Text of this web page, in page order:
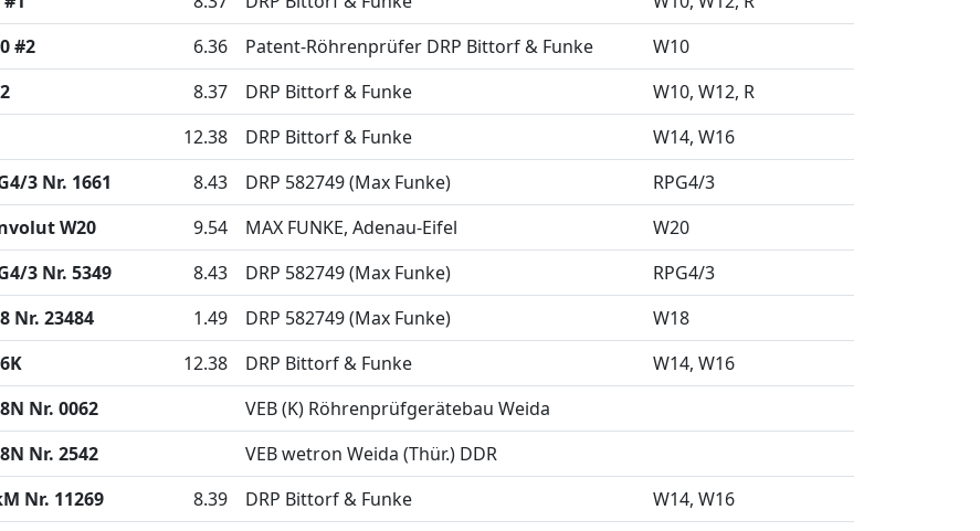
#2 6.36 Patent-Röhrenprüfer DRP Bittorf & Funke
W10
8.37 DRP Bittorf & Funke W10 W12 R
12.38 DRP Bittorf & Funke W14 W16
3 Nr. 1661 8.43 DRP 582749 (Max Funke)
RPG4/3
W20 9.54 MAX FUNKE, Adenau-Eifel
W20
3 Nr. 5349 8.43 DRP 582749 (Max Funke)
RPG4/3
Nr. 23484 1.49 DRP 582749 (Max Funke)
W18
12.38 DRP Bittorf & Funke W14 W16
Nr. 0062
VEB (K) Röhrenprüfgerätebau Weida
Nr. 2542
VEB wetron Weida (Thür.) DDR
Nr. 11269 8.39 DRP Bittorf & Funke W14 W16